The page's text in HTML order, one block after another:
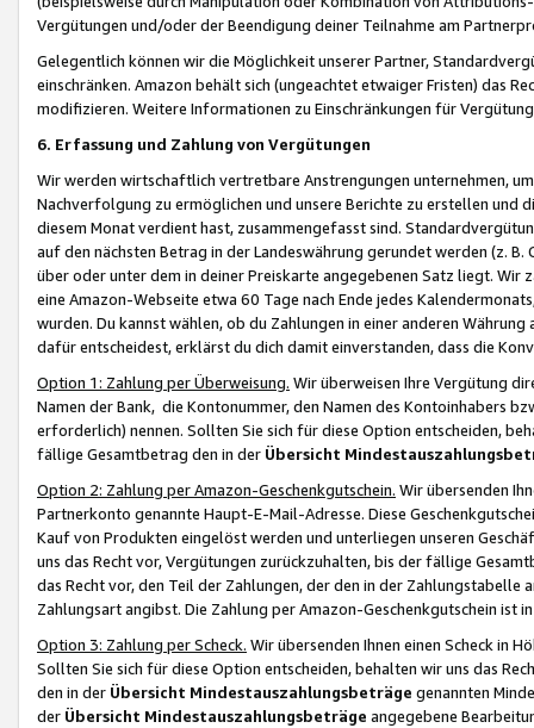
Vergütungen und/oder der Beendigung deiner Teilnahme am
Gelegentlich können wir die Möglichkeit unserer Partner,
einschränken. Amazon behält sich (ungeachtet etwaiger Fristen) das
modifizieren. Weitere Informationen zu Einschränkungen für
6. Erfassung und Zahlung von Vergütungen
Wir werden wirtschaftlich vertretbare Anstrengungen unternehmen,
Nachverfolgung zu ermöglichen und unsere Berichte zu erstellen und
diesem Monat verdient hast, zusammengefasst sind.
auf den nächsten Betrag in der Landeswährung gerundet werden (z.
über oder unter dem in deiner Preiskarte angegebenen Satz liegt.
eine Amazon-Webseite etwa 60 Tage nach Ende jedes
wurden. Du kannst wählen, ob du Zahlungen in einer anderen
dafür entscheidest, erklärst du dich damit einverstanden, dass die
Option 1: Zahlung per Überweisung. Wir überweisen Ihre Vergütung
Namen der Bank, die Kontonummer, den Namen des Kontoinhabers
erforderlich) nennen. Sollten Sie sich für diese Option entscheiden,
fällige Gesamtbetrag den in der Übersicht
Option 2: Zahlung per Amazon-Geschenkgutschein. Wir übersenden
Partnerkonto genannte Haupt-E-Mail-Adresse. Diese
Kauf von Produkten eingelöst werden und unterliegen unseren
uns das Recht vor, Vergütungen zurückzuhalten, bis der fällige
das Recht vor, den Teil der Zahlungen, der den in der
Zahlungsart angibst. Die Zahlung per Amazon-Geschenkgutschein ist
Option 3: Zahlung per Scheck. Wir übersenden Ihnen einen Scheck in
Sollten Sie sich für diese Option entscheiden, behalten wir uns das
den in der Übersicht Mindestauszahlungsbeträge genannten
der Übersicht Mindestauszahlungsbeträge angegebene